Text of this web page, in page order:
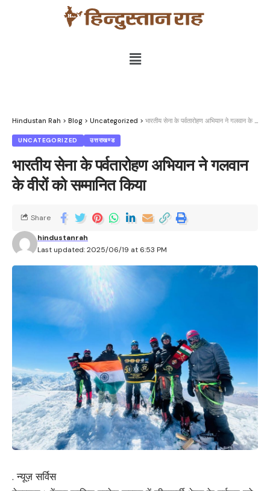
Hindustan Rah > Blog > Uncategorized > भारतीय सेना के पर्वतारोहण अभियान ने गलवान के वीरों को सम्मानित किया
UNCATEGORIZED उत्तराखण्ड
भारतीय सेना के पर्वतारोहण अभियान ने गलवान
के वीरों को सम्मानित किया
Last updated: 2025/06/19 at 6:53 PM
hindustanrah
Share
. न्यूज़ सर्विस